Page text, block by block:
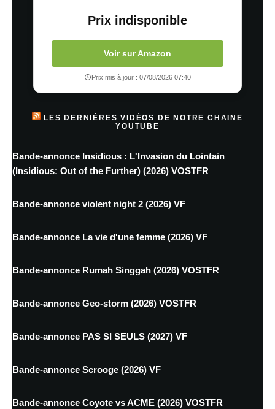
Prix indisponible
Voir sur Amazon
Prix mis à jour : 07/08/2026 07:40
LES DERNIÈRES VIDÉOS DE NOTRE CHAINE
YOUTUBE
Bande-annonce Insidious : L'Invasion du Lointain
(Insidious: Out of the Further) (2026) VOSTFR
Bande-annonce violent night 2 (2026) VF
Bande-annonce La vie d'une femme (2026) VF
Bande-annonce Rumah Singgah (2026) VOSTFR
Bande-annonce Geo-storm (2026) VOSTFR
Bande-annonce PAS SI SEULS (2027) VF
Bande-annonce Scrooge (2026) VF
Bande-annonce Coyote vs ACME (2026) VOSTFR